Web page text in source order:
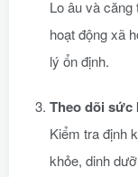
Lo âu và căng
hoạt động xã
lý ổn định.
Theo dõi sức
Kiểm tra định
khỏe, dinh